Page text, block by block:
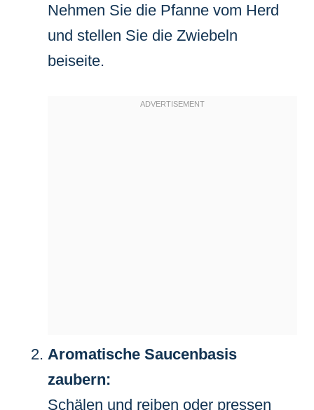
Nehmen Sie die Pfanne vom Herd
und stellen Sie die Zwiebeln
beiseite.
Aromatische Saucenbasis
zaubern:
Schälen und reiben oder pressen